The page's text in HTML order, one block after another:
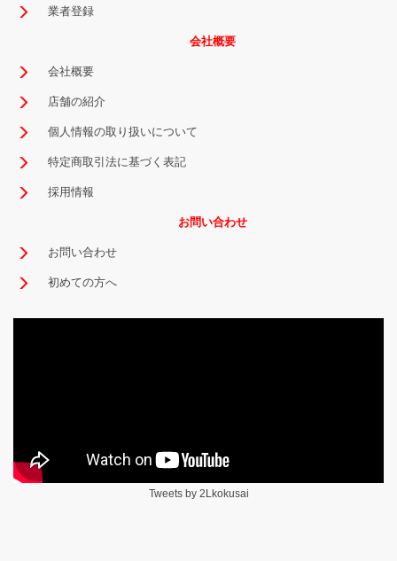
業者登録
会社概要
会社概要
店舗の紹介
個人情報の取り扱いについて
特定商取引法に基づく表記
採用情報
お問い合わせ
お問い合わせ
初めての方へ
Tweets by 2Lkokusai